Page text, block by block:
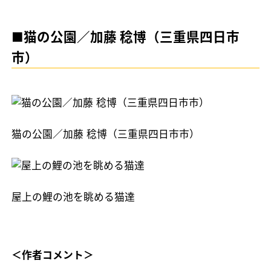
■猫の公園／加藤 稔博（三重県四日市
市）
猫の公園／加藤 稔博（三重県四日市市）
屋上の鯉の池を眺める猫達
＜作者コメント＞